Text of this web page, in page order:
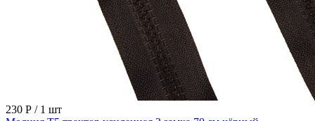
230 Р / 1 шт